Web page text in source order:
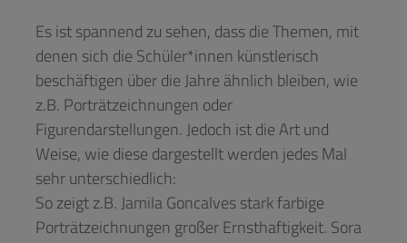
Es ist spannend zu sehen, dass die Themen, mit
denen sich die Schüler*innen künstlerisch
beschäftigen über die Jahre ähnlich bleiben, wie
z.B. Porträtzeichnungen oder
Figurendarstellungen. Jedoch ist die Art und
Weise, wie diese dargestellt werden jedes Mal
sehr unterschiedlich:
So zeigt z.B. Jamila Goncalves stark farbige
Porträtzeichnungen großer Ernsthaftigkeit. Sora